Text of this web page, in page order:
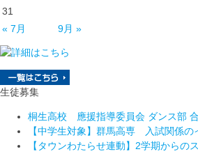
31
« 7月
9月 »
生徒募集
桐生高校 應援指導委員会 ダンス部
【中学生対象】群馬高専 入試関係の
【タウンわたらせ連動】2学期から